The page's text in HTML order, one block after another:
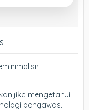
jika mengetahui
pengawas.